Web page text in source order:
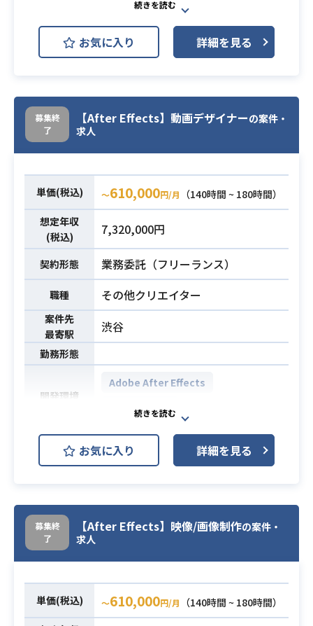
ゲーム実況動画サービスの生放送時
のテクニカル対応をして頂きます。
必須スキル
and）、スイッチャー（弊社スタジオ
保有：BlackmagicDesign）の扱いに
慣れている方
・Xsplit、OBS、FlashMediaLiveEn
coderなどの配信ツールを使った配信
実績がある方
・生放送経験あり
・映像編集経験あり
┗Premiere, AfterEffectなど
お気に入り 詳細を見る
募集終
了
【After Effects】動画デザイナーの案件・
求人
単価(税込) 〜610,000円/月
（140時間 ~ 180時間）
想定年収
(税込)
7,320,000円
契約形態 業務委託（フリーランス）
職種 その他クリエイター
案件先
最寄駅
渋谷
勤務形態
開発環境
Adobe After Effects
Final Cut Pro
業務内容
主に企画物、ゲーム実況、アプリ紹
介、などの動画コンテンツを作成い
└動画内のトランジションや演出効
タルデザイン
必須スキル
・AfterEffectもしくはFinal Cutの経
験
お気に入り 詳細を見る
募集終
了
【After Effects】映像/画像制作の案件・
求人
単価(税込) 〜610,000円/月
（140時間 ~ 180時間）